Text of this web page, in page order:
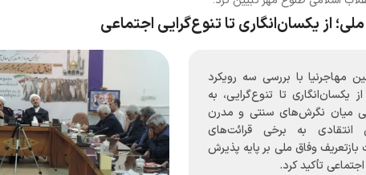
از یکسان‌انگاری تا تنوع‌گرایی اجتماعی
مهاجرنیا با بررسی سه رویکرد
یکسان‌انگاری تا تنوع‌گرایی، به
میان نگرش‌های سنتی و مدرن
به برخی قرائت‌های
بازتعریف وفاق ملی بر پایه پذیرش
تأکید کرد.